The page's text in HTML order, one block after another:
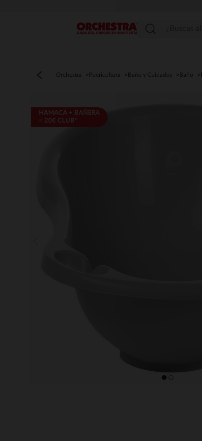
Menú
Orchestra Puericultura Baño y Cuidados Baño
HAMACA + BAÑERA
= 20€ CLUB*